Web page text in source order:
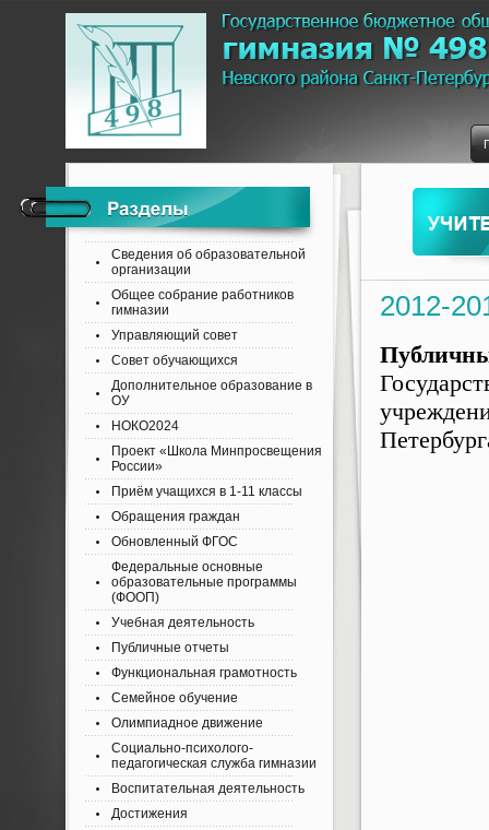
2012-
Сведения об образовательной
организации
Общее собрание работников
гимназии
Управляющий совет
Совет обучающихся
Дополнительное образование в
ОУ
НОКО2024
Проект «Школа Минпросвещения
России»
Приём учащихся в 1-11 классы
Обращения граждан
Обновленный ФГОС
Федеральные основные
образовательные программы
(ФООП)
Учебная деятельность
Публичные отчеты
Функциональная грамотность
Семейное обучение
Олимпиадное движение
Социально-психолого-
педагогическая служба гимназии
Воспитательная деятельность
Достижения